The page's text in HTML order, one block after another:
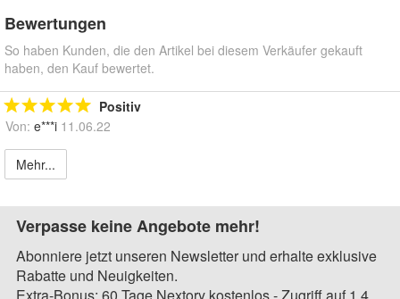
Bewertungen
So haben Kunden, die den Artikel bei diesem Verkäufer gekauft
haben, den Kauf bewertet.
Positiv
Von: e***i 11.06.22
Mehr...
Verpasse keine Angebote mehr!
Abonniere jetzt unseren Newsletter und erhalte exklusive
Rabatte und Neuigkeiten.